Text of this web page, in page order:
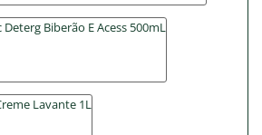
Biberão E Acess 500mL
Lavante 1L